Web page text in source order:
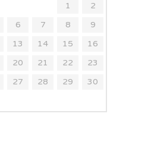
1
2
6 7 8
9
13 14 15
16
20 21 22
23
27 28 29
30